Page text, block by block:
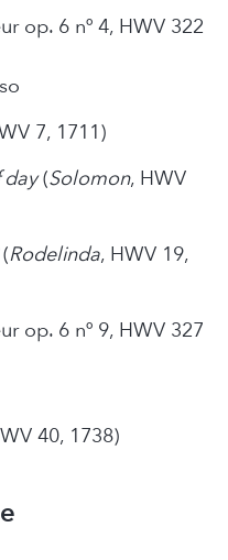
op. 6 nº 4, HWV 322
7, 1711)
day(Solomon, HWV
Rodelinda, HWV 19,
op. 6 nº 9, HWV 327
40, 1738)